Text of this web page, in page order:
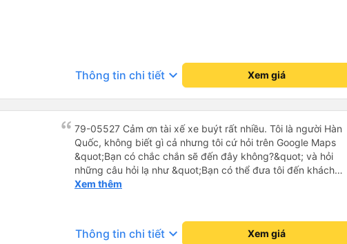
Thông tin chi tiết keyboard_arrow_down Xem giá
79-05527 Cảm ơn tài xế xe buýt rất nhiều. Tôi là người Hàn
Quốc, không biết gì cả nhưng tôi cứ hỏi trên Google Maps
&quot;Bạn có chắc chắn sẽ đến đây không?&quot; và hỏi
những câu hỏi lạ như &quot;Bạn có thể đưa tôi đến khách
sạn của chúng tôi không?&quot; Nhưng tài xế đã quan tâm.
và thậm chí còn đón tôi tại khách sạn bằng xe limousine vào
buổi sáng. ngu ngốc đến mức tôi nghĩ tài xế đã giúp tôi. Nếu
Xem thêm
Thông tin chi tiết keyboard_arrow_down Xem giá